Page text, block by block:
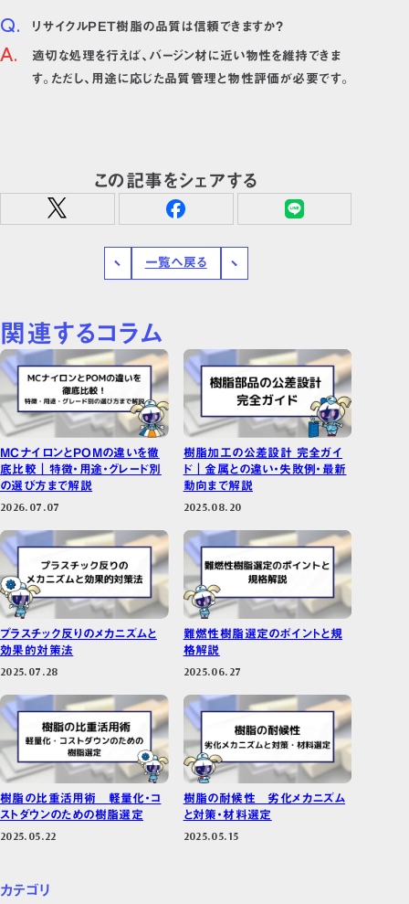
リサイクルPET樹脂の品質は信頼できますか？
適切な処理を行えば、バージン材に近い物性を維持できま
す。ただし、用途に応じた品質管理と物性評価が必要です。
この記事をシェアする
一覧へ戻る
関連するコラム
MCナイロンとPOMの違いを徹
底比較｜特徴・用途・グレード別
の選び方まで解説
2026.07.07
樹脂加工の公差設計 完全ガイ
ド｜金属との違い・失敗例・最新
動向まで解説
2025.08.20
プラスチック反りのメカニズムと
効果的対策法
2025.07.28
難燃性樹脂選定のポイントと規
格解説
2025.06.27
樹脂の比重活用術 軽量化・コ
ストダウンのための樹脂選定
2025.05.22
樹脂の耐候性 劣化メカニズム
と対策・材料選定
2025.05.15
カテゴリ